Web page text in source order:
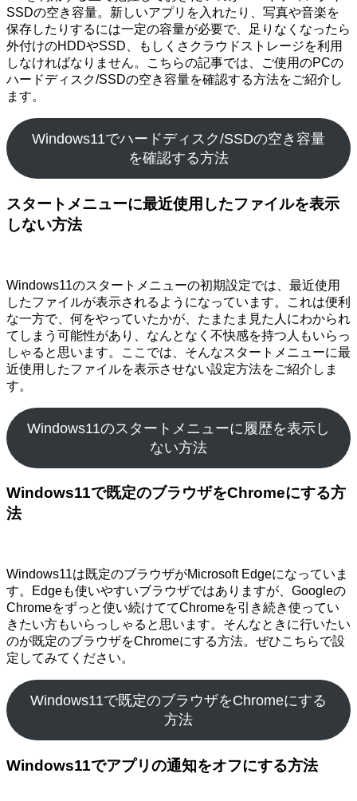
SSDの空き容量。新しいアプリを入れたり、写真や音楽を
保存したりするには一定の容量が必要で、足りなくなったら
外付けのHDDやSSD、もしくさクラウドストレージを利用
しなければなりません。こちらの記事では、ご使用のPCの
ハードディスク/SSDの空き容量を確認する方法をご紹介し
ます。
Windows11でハードディスク/SSDの空き容量
を確認する方法
スタートメニューに最近使用したファイルを表示
しない方法
Windows11のスタートメニューの初期設定では、最近使用
したファイルが表示されるようになっています。これは便利
な一方で、何をやっていたかが、たまたま見た人にわかられ
てしまう可能性があり、なんとなく不快感を持つ人もいらっ
しゃると思います。ここでは、そんなスタートメニューに最
近使用したファイルを表示させない設定方法をご紹介しま
す。
Windows11のスタートメニューに履歴を表示し
ない方法
Windows11で既定のブラウザをChromeにする方
法
Windows11は既定のブラウザがMicrosoft Edgeになっていま
す。Edgeも使いやすいブラウザではありますが、Googleの
Chromeをずっと使い続けててChromeを引き続き使ってい
きたい方もいらっしゃると思います。そんなときに行いたい
のが既定のブラウザをChromeにする方法。ぜひこちらで設
定してみてください。
Windows11で既定のブラウザをChromeにする
方法
Windows11でアプリの通知をオフにする方法